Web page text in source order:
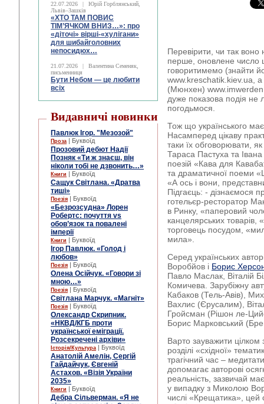
22.07.2026 |
Юрій Горблянський,
Львів–Зашків
«ХТО ТАМ ПОВИС
ТІМ’ЯЧКОМ ВНИЗ…»: про
«діточі» вірші-«хулігани»
для шибайголовних
непосидюх…
21.07.2026 |
Валентина Семеняк,
письменниця
Бути Небом ― це любити
всіх
Видавничі новинки
Павлюк Ігор. "Мезозой"
Проза | Буквоїд
Прозовий дебют Надії
Позняк «Ти ж знаєш, він
ніколи тобі не дзвонить…»
Книги | Буквоїд
Сащук Світлана. «Дратва
тиші»
Поезія | Буквоїд
«Безрозсудна» Лорен
Робертс: почуття vs
обов’язок та повалені
імперії
Книги | Буквоїд
Ігор Павлюк. «Голод і
любов»
Поезія | Буквоїд
Олена Осійчук. «Говори зі
мною…»
Поезія | Буквоїд
Світлана Марчук. «Магніт»
Поезія | Буквоїд
Олександр Скрипник.
«НКВД/КГБ проти
української еміграції.
Розсекречені архіви»
Історія/Культура | Буквоїд
Анатолій Амелін, Сергій
Гайдайчук, Євгеній
Астахов. «Візія України
2035»
Книги | Буквоїд
Дебра Сільверман. «Я не
Перевірити, чи так
перше, оновлене число
говоритимемо (знайти
www.kreschatik.kiev.ua, а
(Мюнхен)
дуже показова подія не
погодьмося.
Тож що українського
Насамперед цікаву
таки їх обговорювати,
Тараса Пастуха та Івана
поезій «Кава для
та драматичної поеми
«А ось і вони,
Підгаєць: - дізнаємося
готельєр-ресторатор
в Ринку, «паперовий
канцелярських
торговець посудом,
мила».
Серед українських
Воробйов і Борис
Павло Маслак, Віталій
Комичева. Зарубіжну
Кабаков (Тель-Авів),
Вахлис (Єрусалим),
Гройсман (Рішон ле-
Борис Марковський
Варто зауважити цілком
розділі «східної»
трагічний час –
допомагає авторові
реальність, зазвичай
у випадку з Миколою
числі «Крещатика», цей